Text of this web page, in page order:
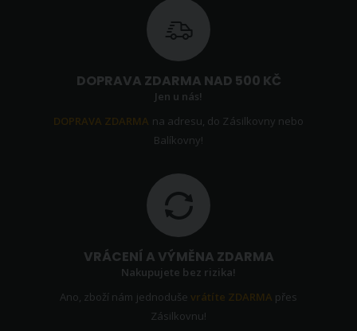
DOPRAVA ZDARMA NAD 500 KČ
Jen u nás!
DOPRAVA ZDARMA na adresu, do Zásilkovny nebo
Balíkovny!
VRÁCENÍ A VÝMĚNA ZDARMA
Nakupujete bez rizika!
Ano, zboží nám jednoduševrátíte ZDARMA přes
Zásilkovnu!